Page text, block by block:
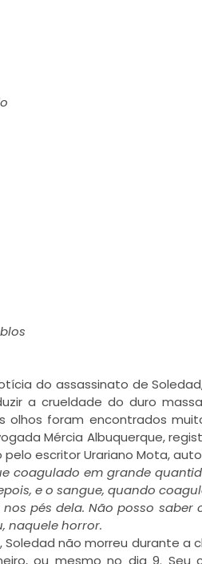
do assassinato de
a crueldade do duro
olhos foram encontrados
Mércia Albuquerque,
escritor Urariano Mota,
coagulado em grande
e o sangue, quando
pés dela. Não posso
naquele horror.
, Soledad não morreu durante a
ou mesmo no dia 9. Seu